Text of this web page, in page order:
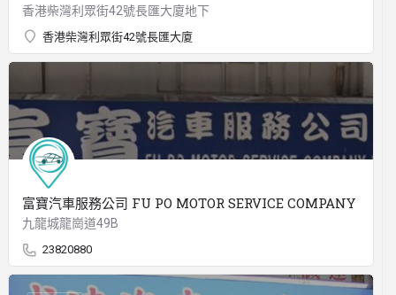
香港柴灣利眾街42號長匯大廈地下
香港柴灣利眾街42號長匯大廈
富寶汽車服務公司 FU PO MOTOR SERVICE COMPANY
九龍城龍崗道49B
23820880